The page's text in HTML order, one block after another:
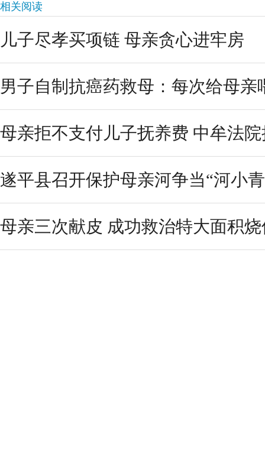
相关阅读
儿子尽孝买项链 母亲贪心进牢房
男子自制抗癌药救母：每次给母亲
母亲拒不支付儿子抚养费 中牟法
遂平县召开保护母亲河争当“河小
母亲三次献皮 成功救治特大面积